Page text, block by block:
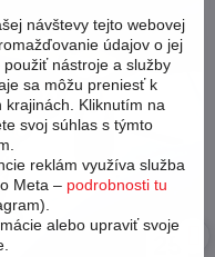
návštevy tejto webovej
údajov o jej
nástroje a služby
sa môžu preniesť k
krajinách. Kliknutím na
svoj súhlas s týmto
reklám využíva služba
Meta – podrobnosti tu
alebo upraviť svoje